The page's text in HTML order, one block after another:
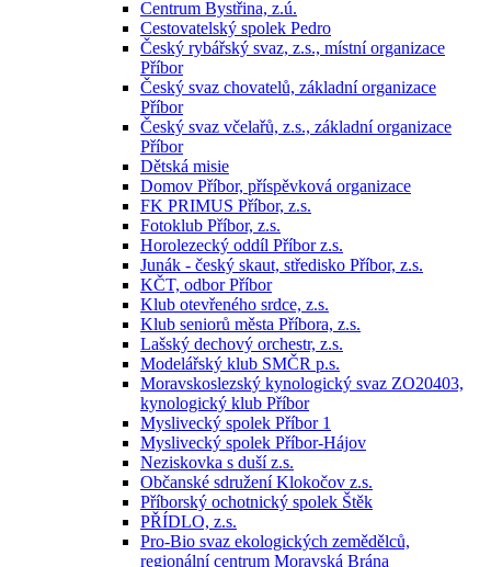
Centrum Bystřina, z.ú.
Cestovatelský spolek Pedro
Český rybářský svaz, z.s., místní organizace
Příbor
Český svaz chovatelů, základní organizace
Příbor
Český svaz včelařů, z.s., základní organizace
Příbor
Dětská misie
Domov Příbor, příspěvková organizace
FK PRIMUS Příbor, z.s.
Fotoklub Příbor, z.s.
Horolezecký oddíl Příbor z.s.
Junák - český skaut, středisko Příbor, z.s.
KČT, odbor Příbor
Klub otevřeného srdce, z.s.
Klub seniorů města Příbora, z.s.
Lašský dechový orchestr, z.s.
Modelářský klub SMČR p.s.
Moravskoslezský kynologický svaz ZO20403,
kynologický klub Příbor
Myslivecký spolek Příbor 1
Myslivecký spolek Příbor-Hájov
Neziskovka s duší z.s.
Občanské sdružení Klokočov z.s.
Příborský ochotnický spolek Štěk
PŘÍDLO, z.s.
Pro-Bio svaz ekologických zemědělců,
regionální centrum Moravská Brána